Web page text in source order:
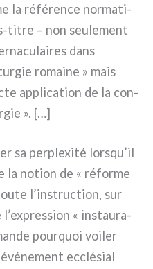
la réfé­ren­ce nor­ma­ti­
titre – non seu­le­ment
dans
romai­ne » mais
appli­ca­tion de la con­
». […]
sa per­ple­xi­té lorsqu’il
la notion de « réfor­me
l’instruction, sur
« instau­ra­
pour­quoi voi­ler
ecclé­sial